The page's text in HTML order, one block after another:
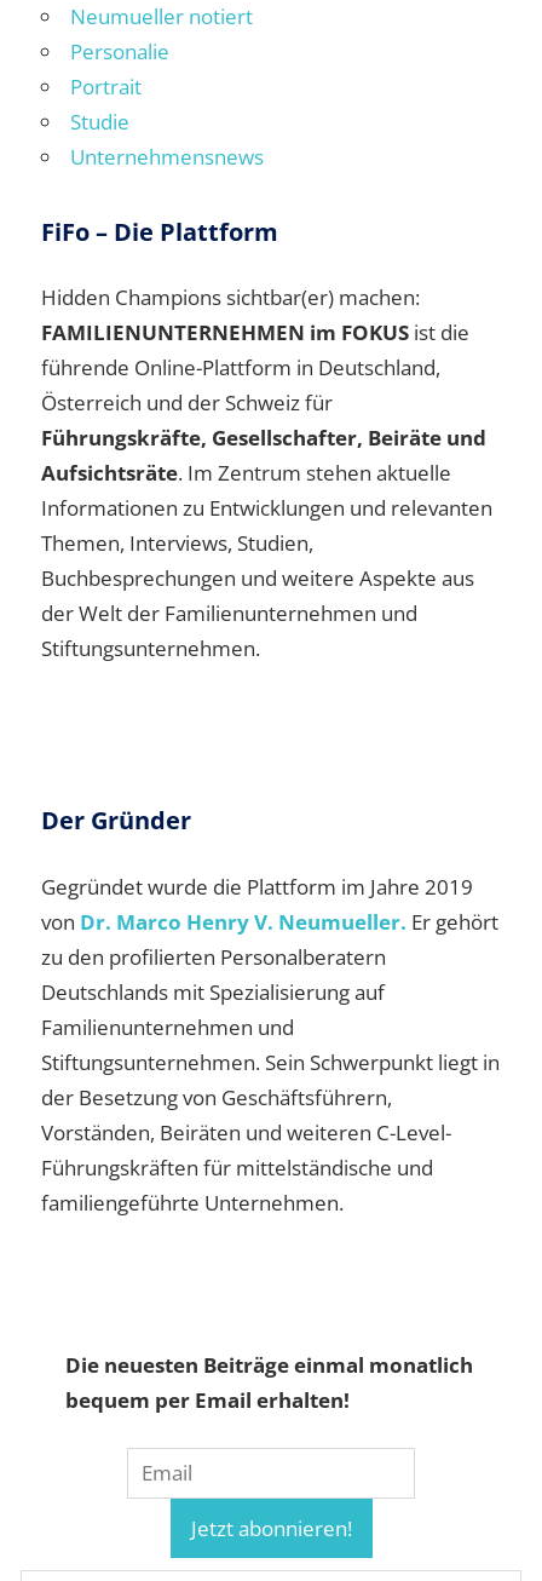
Neumueller notiert
Personalie
Portrait
Studie
Unternehmensnews
FiFo – Die Plattform
Hidden Champions sichtbar(er) machen:
FAMILIENUNTERNEHMEN im FOKUS ist die
führende Online-Plattform in Deutschland,
Österreich und der Schweiz für
Führungskräfte, Gesellschafter, Beiräte und
Aufsichtsräte. Im Zentrum stehen aktuelle
Informationen zu Entwicklungen und relevanten
Themen, Interviews, Studien,
Buchbesprechungen und weitere Aspekte aus
der Welt der Familienunternehmen und
Stiftungsunternehmen.
Der Gründer
Gegründet wurde die Plattform im Jahre 2019
von Dr. Marco Henry V. Neumueller. Er gehört
zu den profilierten Personalberatern
Deutschlands mit Spezialisierung auf
Familienunternehmen und
Stiftungsunternehmen. Sein Schwerpunkt liegt in
der Besetzung von Geschäftsführern,
Vorständen, Beiräten und weiteren C-Level-
Führungskräften für mittelständische und
familiengeführte Unternehmen.
Die neuesten Beiträge einmal monatlich
bequem per Email erhalten!